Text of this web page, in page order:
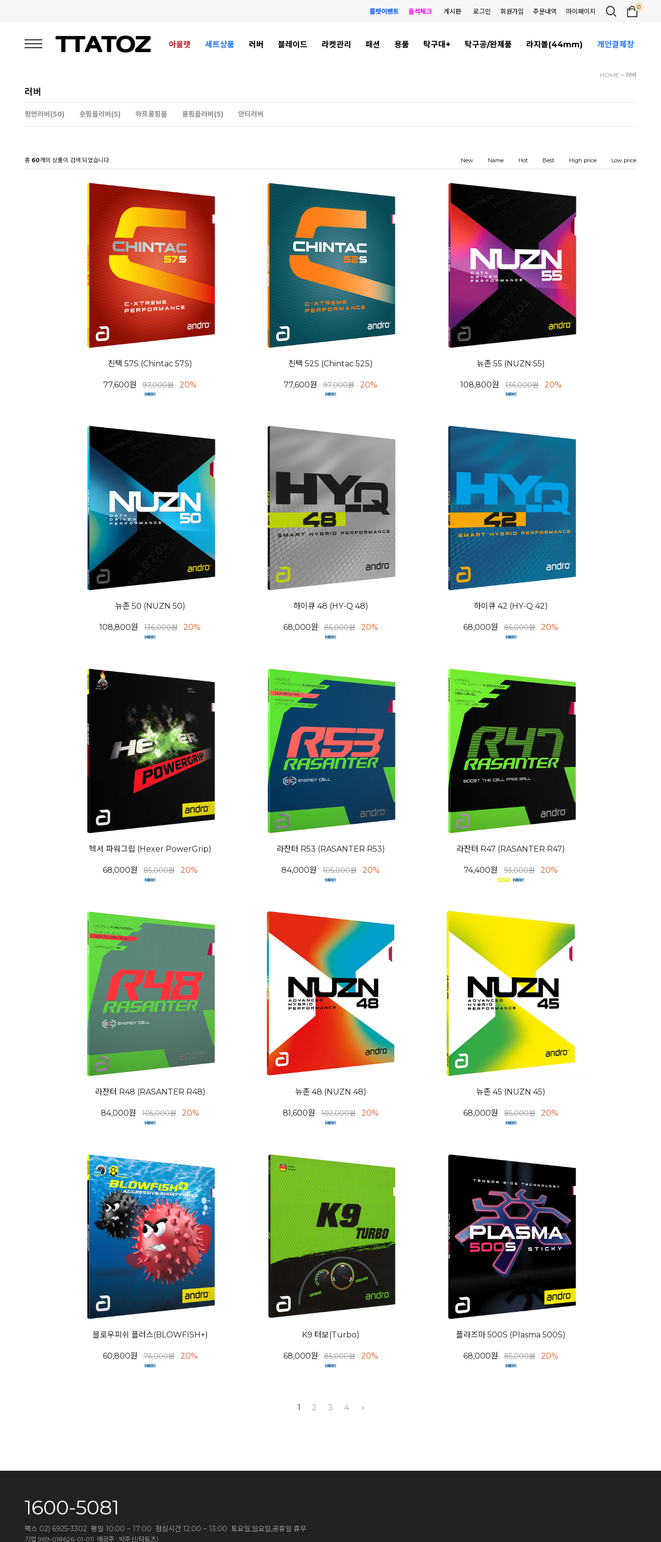
룰렛이벤트 출석체크 게시판 로그인 회원가입 주문내역 마이페이지
0
아울렛 세트상품 러버 블레이드 라켓관리 패션 용품 탁구대+ 탁구공/완제품 라지볼(44mm) 개인결제창
HOME > 러버
러버
평면러버(50) 숏핌플러버(5) 하프롱핌플 롱핌플러버(5) 안티러버
총 60개의 상품이 검색 되었습니다. New Name Hot Best High price Low price
친택 57S (Chintac 57S)
77,600원 97,000원 20%
친택 52S (Chintac 52S)
77,600원 97,000원 20%
뉴존 55 (NUZN 55)
108,800원 136,000원 20%
뉴존 50 (NUZN 50)
108,800원 136,000원 20%
하이큐 48 (HY-Q 48)
68,000원 85,000원 20%
하이큐 42 (HY-Q 42)
68,000원 85,000원 20%
헥서 파워그립 (Hexer PowerGrip)
68,000원 85,000원 20%
라잔터 R53 (RASANTER R53)
84,000원 105,000원 20%
라잔터 R47 (RASANTER R47)
74,400원 93,000원 20%
라잔터 R48 (RASANTER R48)
84,000원 105,000원 20%
뉴존 48 (NUZN 48)
81,600원 102,000원 20%
뉴존 45 (NUZN 45)
68,000원 85,000원 20%
블로우피쉬 플러스(BLOWFISH+)
60,800원 76,000원 20%
K9 터보(Turbo)
68,000원 85,000원 20%
플라즈마 500S (Plasma 500S)
68,000원 85,000원 20%
1 2 3 4 >>
1600-5081
팩스 02) 6925-3302 평일 10:00 ~ 17:00 점심시간 12:00 ~ 13:00 토요일,일요일,공휴일 휴무
기업 969-018626-01-011 예금주 : 박주신(타토즈)